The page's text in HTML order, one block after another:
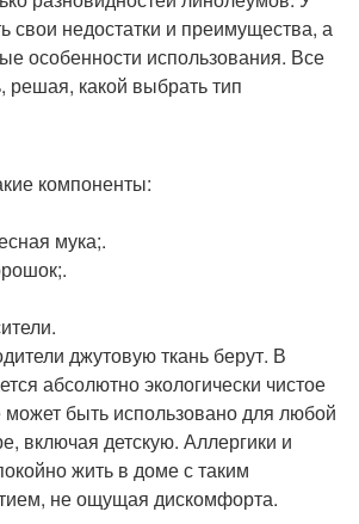
свои недостатки и преимущества, а
особенности использования. Все
решая, какой выбрать тип
компоненты:
мука;.
джутовую ткань берут. В
абсолютно экологически чистое
может быть использовано для любой
включая детскую. Аллергики и
жить в доме с таким
не ощущая дискомфорта.